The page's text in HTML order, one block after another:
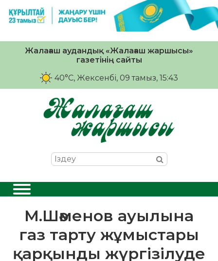
Жалағаш аудандық «Жалағаш жаршысы»
газетінің сайты
40°C, Жексенбі, 09 тамыз, 15:43
М.Шәменов ауылына
газ тарту жұмыстары
қарқынды жүргізілуде